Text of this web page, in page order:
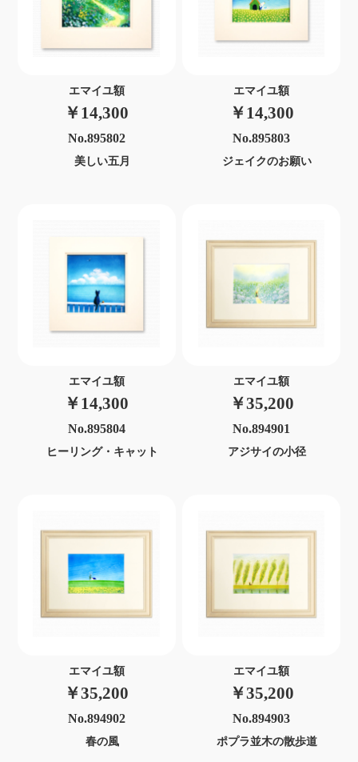
エマイユ額
￥14,300
No.895802
美しい五月
エマイユ額
￥14,300
No.895803
ジェイクのお願い
エマイユ額
￥14,300
No.895804
ヒーリング・キャット
エマイユ額
￥35,200
No.894901
アジサイの小径
エマイユ額
￥35,200
No.894902
春の風
エマイユ額
￥35,200
No.894903
ポプラ並木の散歩道